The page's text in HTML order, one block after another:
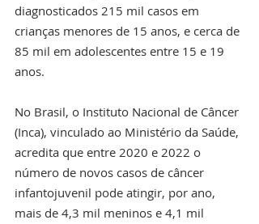
diagnosticados 215 mil casos em
crianças menores de 15 anos, e cerca de
85 mil em adolescentes entre 15 e 19
anos.
No Brasil, o Instituto Nacional de Câncer
(Inca), vinculado ao Ministério da Saúde,
acredita que entre 2020 e 2022 o
número de novos casos de câncer
infantojuvenil pode atingir, por ano,
mais de 4,3 mil meninos e 4,1 mil